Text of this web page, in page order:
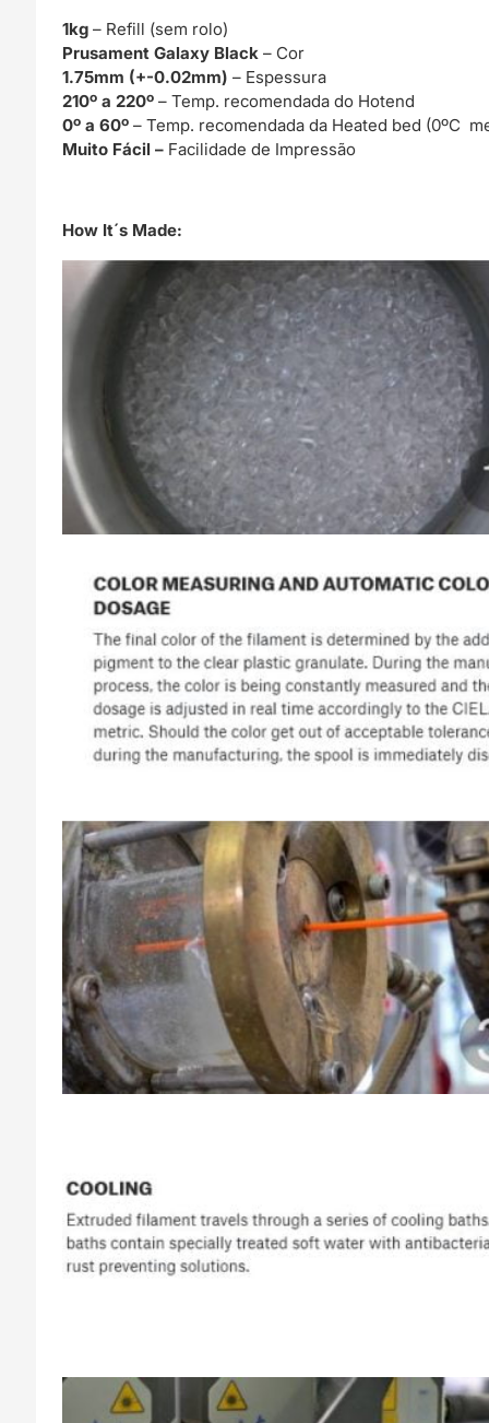
1kg – Refill (sem rolo)
Prusament Galaxy Black– Cor
1.75mm (+-0.02mm)– Espessura
210º a 220º– Temp. recomendada do Hotend
0º a 60º– Temp. recomendada da Heated bed (0ºC
Muito Fácil – Facilidade de Impressão
How It´s Made: